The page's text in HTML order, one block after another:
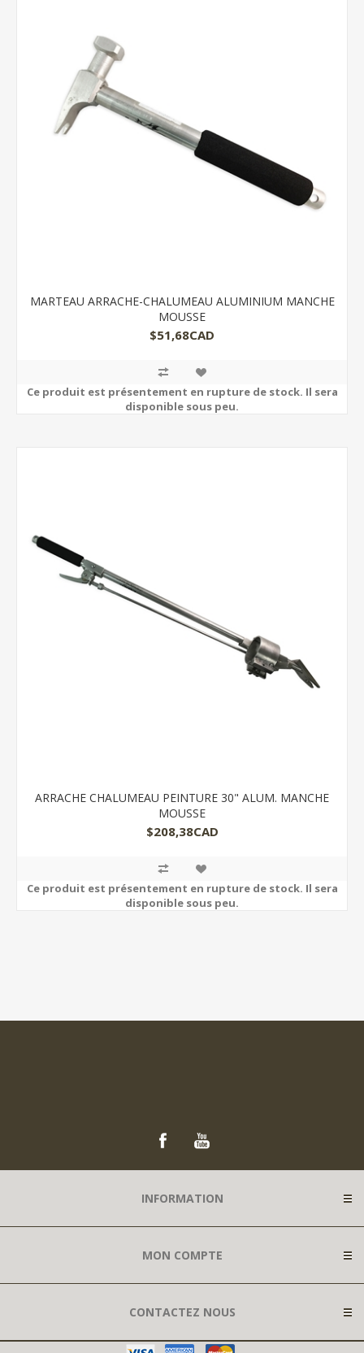
MARTEAU ARRACHE-CHALUMEAU ALUMINIUM MANCHE
MOUSSE
$51,68CAD
Ce produit est présentement en rupture de stock. Il sera
disponible sous peu.
ARRACHE CHALUMEAU PEINTURE 30" ALUM. MANCHE
MOUSSE
$208,38CAD
Ce produit est présentement en rupture de stock. Il sera
disponible sous peu.
INFORMATION
MON COMPTE
CONTACTEZ NOUS